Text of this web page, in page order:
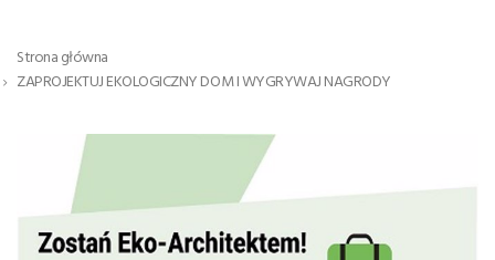
Strona główna
ZAPROJEKTUJ EKOLOGICZNY DOM I WYGRYWAJ NAGRODY